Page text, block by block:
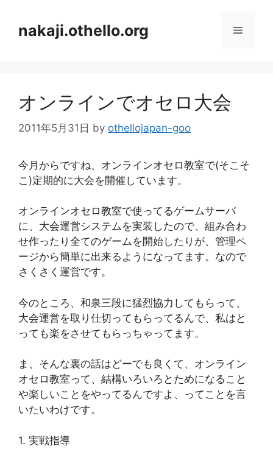
nakaji.othello.org メ
オンラインでオセロ大会
2011年5月31日 by othellojapan-goo
今月からですね、オンラインオセロ教室で(そこそ
こ)定期的に大会を開催しています。
オンラインオセロ教室で使ってるゲームサーバ
に、大会運営システムを実装したので、組み合わ
せ作ったり全てのゲームを開始したりが、管理ペ
ージから簡単に出来るようになってます。なので
さくさく運営です。
今のところ、和泉三段に猛烈協力してもらって、
大会運営を取り仕切ってもらってるんで、私はと
っても楽をさせてもらっちゃってます。
ま、そんな裏の話はどーでも良くて、オンライン
オセロ教室って、結構いろいろとためになること
や楽しいことをやってるんですよ、ってことを言
いたいわけです。
1. 実戦指導